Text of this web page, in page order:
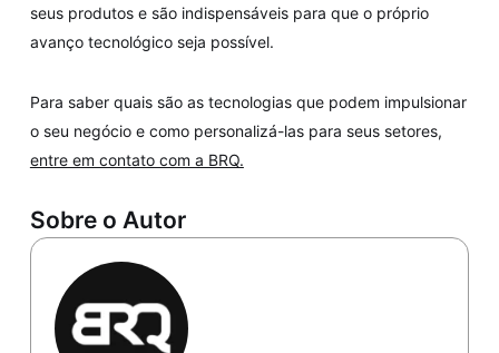
seus produtos e são indispensáveis para que o próprio
avanço tecnológico seja possível.
Para saber quais são as tecnologias que podem impulsionar
o seu negócio e como personalizá-las para seus setores,
entre em contato com a BRQ.
Sobre o Autor